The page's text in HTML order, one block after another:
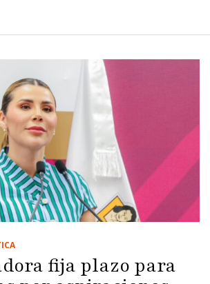
fija plazo para